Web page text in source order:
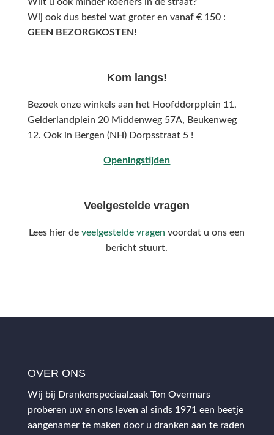
Wilt u ook minder koeriers in de straat?
Wij ook dus bestel wat groter en vanaf € 150 :
GEEN BEZORGKOSTEN!
Kom langs!
Bezoek onze winkels aan het Hoofddorpplein 11,
Gelderlandplein 20 Middenweg 57A, Beukenweg
12. Ook in Bergen (NH) Dorpsstraat 5 !
Openingstijden
Veelgestelde vragen
Lees hier deveelgestelde vragen voordat u ons een
bericht stuurt.
OVER ONS
Wij bij Drankenspeciaalzaak Ton Overmars
proberen uw en ons leven al sinds 1971 een beetje
aangenamer te maken door u dranken aan te raden